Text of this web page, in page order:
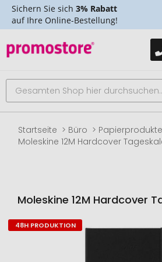
Sichern Sie sich 3% Rabatt
auf Ihre Online-Bestellung!
Startseite Büro Papierprodukte
Moleskine 12M Hardcover
Moleskine 12M Hardcover
Zum
48H PRODUKTION